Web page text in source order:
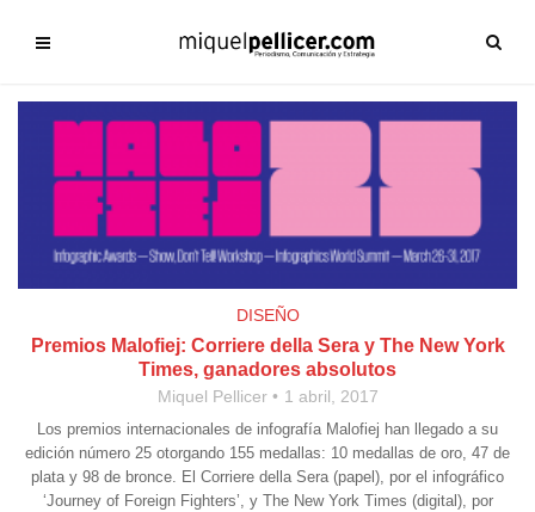
DISEÑO
Premios Malofiej: Corriere della Sera y The New York
Times, ganadores absolutos
Miquel Pellicer 1 abril, 2017
Los premios internacionales de infografía Malofiej han llegado a su
edición número 25 otorgando 155 medallas: 10 medallas de oro, 47 de
plata y 98 de bronce. El Corriere della Sera (papel), por el infográfico
‘Journey of Foreign Fighters’, y The New York Times (digital), por